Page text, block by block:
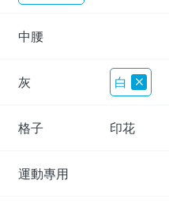
中腰
灰 白
格子 印花
運動專用